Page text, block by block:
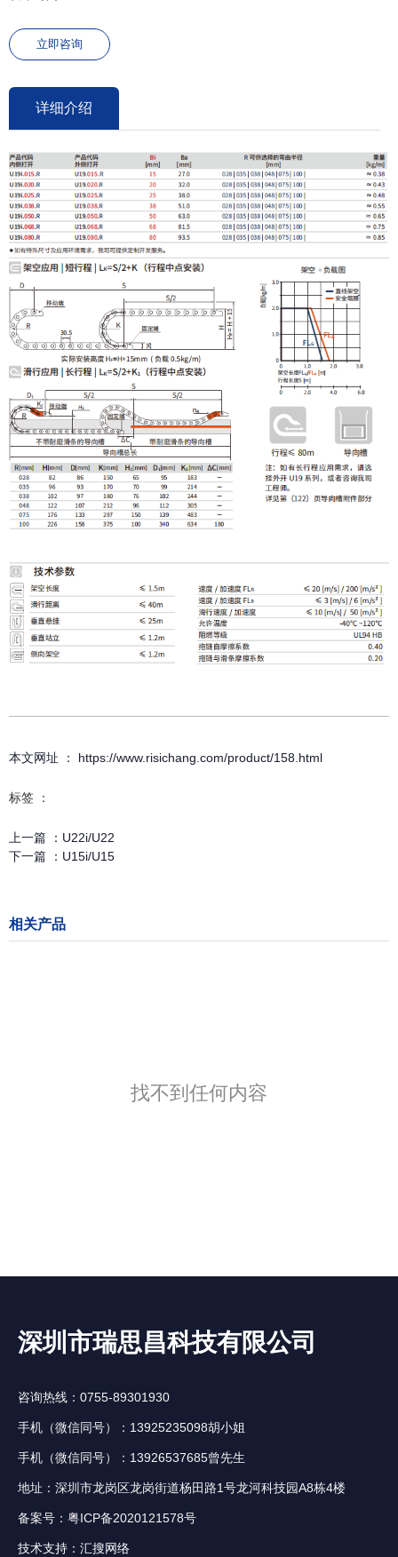
立即咨询
详细介绍
本文网址 ： https://www.risichang.com/product/158.html
标签 ：
上一篇 ： U22i/U22
下一篇 ： U15i/U15
相关产品
找不到任何内容
深圳市瑞思昌科技有限公司
咨询热线：0755-89301930
手机（微信同号）：13925235098胡小姐
手机（微信同号）：13926537685曾先生
地址：深圳市龙岗区龙岗街道杨田路1号龙河科技园A8栋4楼
备案号： 粤ICP备2020121578号
技术支持： 汇搜网络